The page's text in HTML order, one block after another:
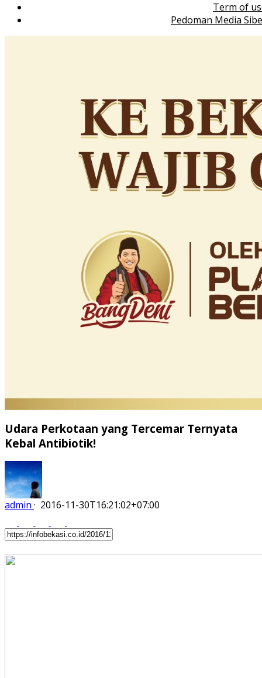
Term of
Pedoman Media
Udara Perkotaan yang Tercemar Ternyata
Kebal Antibiotik!
admin · 2016-11-30T16:21:02+07:00